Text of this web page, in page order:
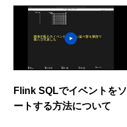
Flink SQLでイベントをソ
ートする方法について